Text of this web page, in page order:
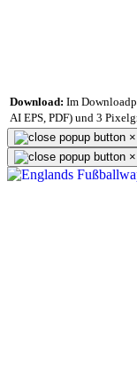
Download: Im
AI EPS, PDF) und 3
×
×